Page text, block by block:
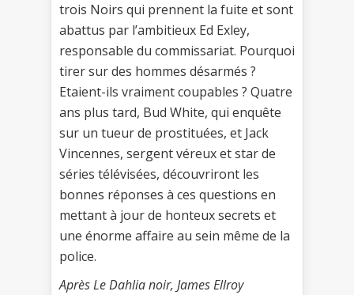
trois Noirs qui prennent la fuite et sont
abattus par l’ambitieux Ed Exley,
responsable du commissariat. Pourquoi
tirer sur des hommes désarmés ?
Etaient-ils vraiment coupables ? Quatre
ans plus tard, Bud White, qui enquête
sur un tueur de prostituées, et Jack
Vincennes, sergent véreux et star de
séries télévisées, découvriront les
bonnes réponses à ces questions en
mettant à jour de honteux secrets et
une énorme affaire au sein même de la
police.
Après Le Dahlia noir, James Ellroy